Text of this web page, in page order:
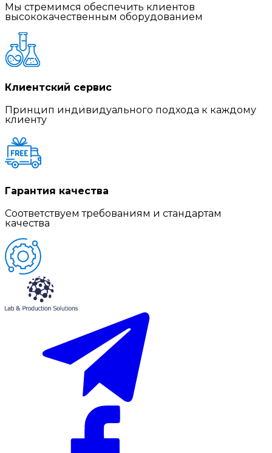
Мы стремимся обеспечить клиентов
высококачественным оборудованием
Клиентский сервис
Принцип индивидуального подхода к каждому
клиенту
Гарантия качества
Соответствуем требованиям и стандартам
качества